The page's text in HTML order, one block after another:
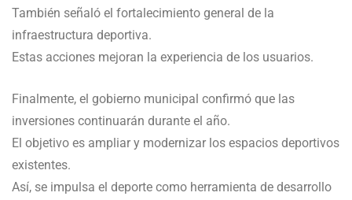
También señaló el fortalecimiento general de la
infraestructura deportiva.
Estas acciones mejoran la experiencia de los usuarios.
Finalmente, el gobierno municipal confirmó que las
inversiones continuarán durante el año.
El objetivo es ampliar y modernizar los espacios deportivos
existentes.
Así, se impulsa el deporte como herramienta de desarrollo